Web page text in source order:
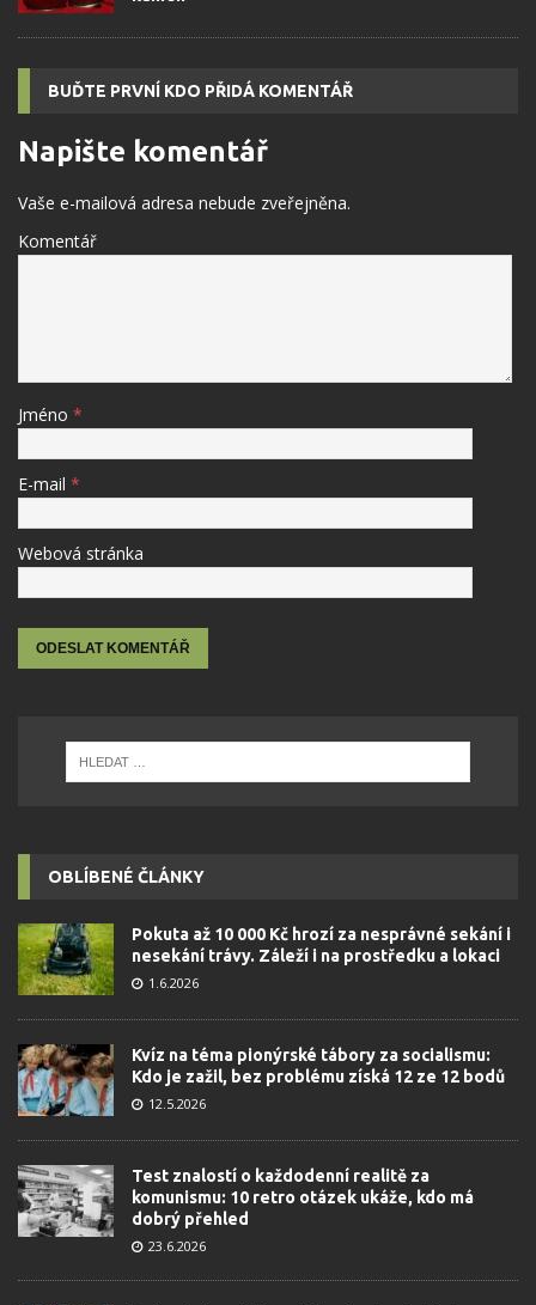
BUĎTE PRVNÍ KDO PŘIDÁ KOMENTÁŘ
Napište komentář
Vaše e-mailová adresa nebude zveřejněna.
Komentář
Jméno *
E-mail *
Webová stránka
OBLÍBENÉ ČLÁNKY
Pokuta až 10 000 Kč hrozí za nesprávné sekání i
nesekání trávy. Záleží i na prostředku a lokaci
1.6.2026
Kvíz na téma pionýrské tábory za socialismu:
Kdo je zažil, bez problému získá 12 ze 12 bodů
12.5.2026
Test znalostí o každodenní realitě za
komunismu: 10 retro otázek ukáže, kdo má
dobrý přehled
23.6.2026